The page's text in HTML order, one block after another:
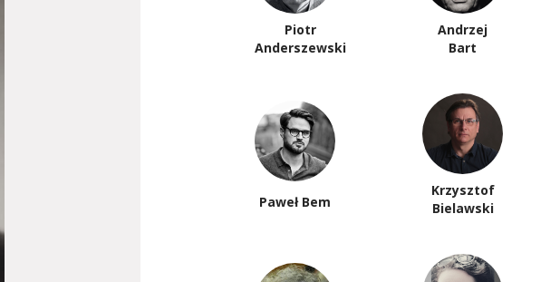
Piotr
Anderszewski
Andrzej
Bart
Paweł Bem
Krzysztof
Bielawski